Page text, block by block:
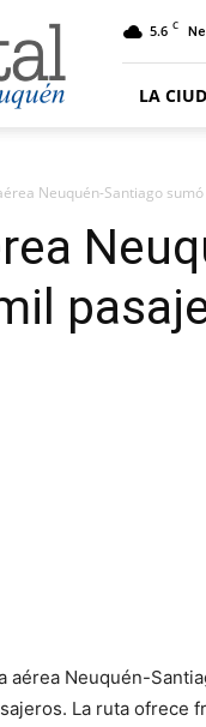
5.6 C
LA
Neuquén-Santiago
aérea Neuquén-
La ruta ofrece